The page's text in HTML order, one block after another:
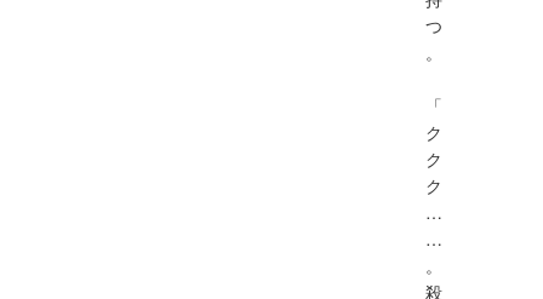
つ
。
「
ク
ク
ク
…
…
。
殺